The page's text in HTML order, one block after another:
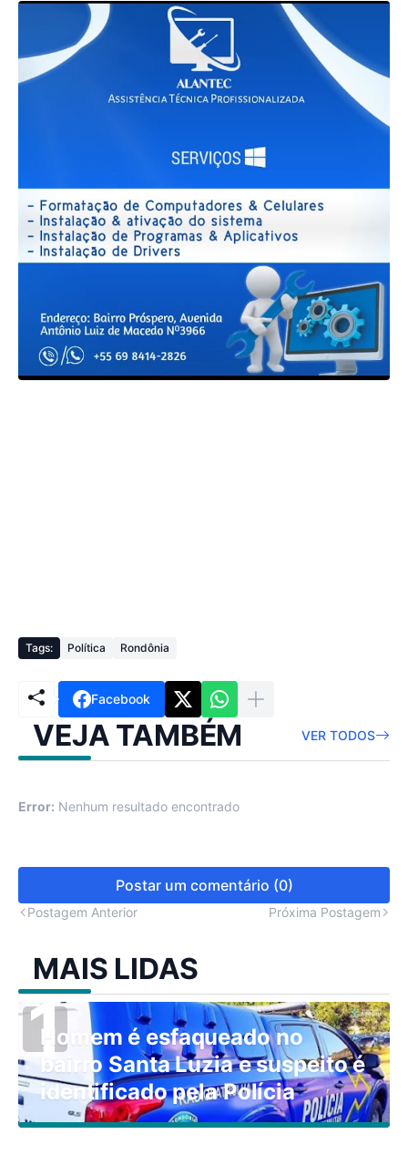
Tags: Política Rondônia
Facebook
VEJA TAMBÉM VER TODOS
Error: Nenhum resultado encontrado
Postar um comentário (0)
Postagem Anterior Próxima Postagem
MAIS LIDAS
Homem é esfaqueado no
bairro Santa Luzia e suspeito é
identificado pela Polícia